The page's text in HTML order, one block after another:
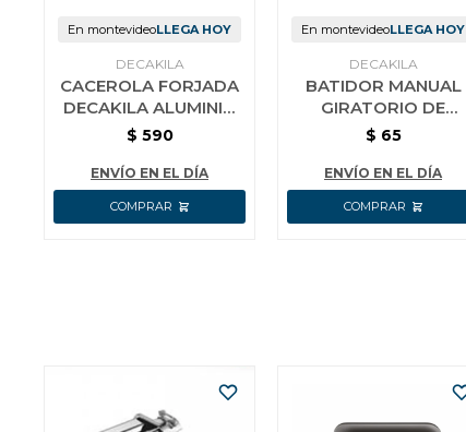
En montevideoLLEGA HOY
DECAKILA
CACEROLA FORJADA
DECAKILA ALUMINIO
16 CM
$ 590
ENVÍO EN EL DÍA
En montevideoLLEGA HOY
DECAKILA
BATIDOR MANUAL
GIRATORIO DE
COCINA AC INOX
$ 65
ENVÍO EN EL DÍA